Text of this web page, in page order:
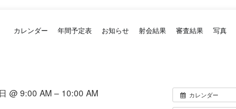
カレンダー 年間予定表 お知らせ 射会結果 審査結果 写真
カレンダー
@ 9:00 AM – 10:00 AM